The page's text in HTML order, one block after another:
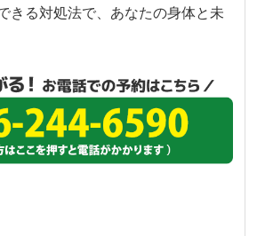
きる対処法で、あなたの身体と未